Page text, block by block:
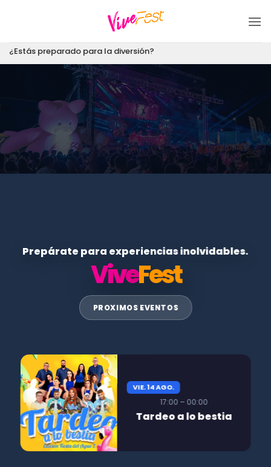
¿Estás preparado para la diversión?
Prepárate para experiencias inolvidables.
ViveFest
PROXIMOS EVENTOS
VIE. 14 AGO.
17:00 – 00:00
Tardeo a lo bestia